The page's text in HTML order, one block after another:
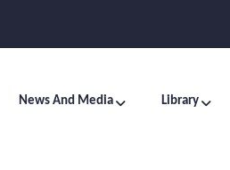
News And Media Library